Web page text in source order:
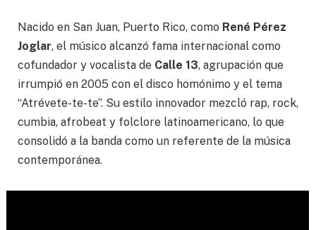
Nacido en San Juan, Puerto Rico, como René Pérez
Joglar, el músico alcanzó fama internacional como
cofundador y vocalista de Calle 13, agrupación que
irrumpió en 2005 con el disco homónimo y el tema
“Atrévete-te-te”. Su estilo innovador mezcló rap, rock,
cumbia, afrobeat y folclore latinoamericano, lo que
consolidó a la banda como un referente de la música
contemporánea.